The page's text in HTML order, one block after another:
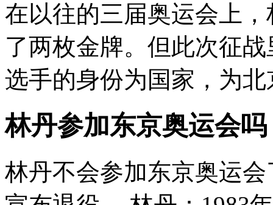
在以往的三届奥运会上
了两枚金牌。但此次征
选手的身份为国家，为
林丹参加东京奥运会吗
林丹不会参加东京奥运